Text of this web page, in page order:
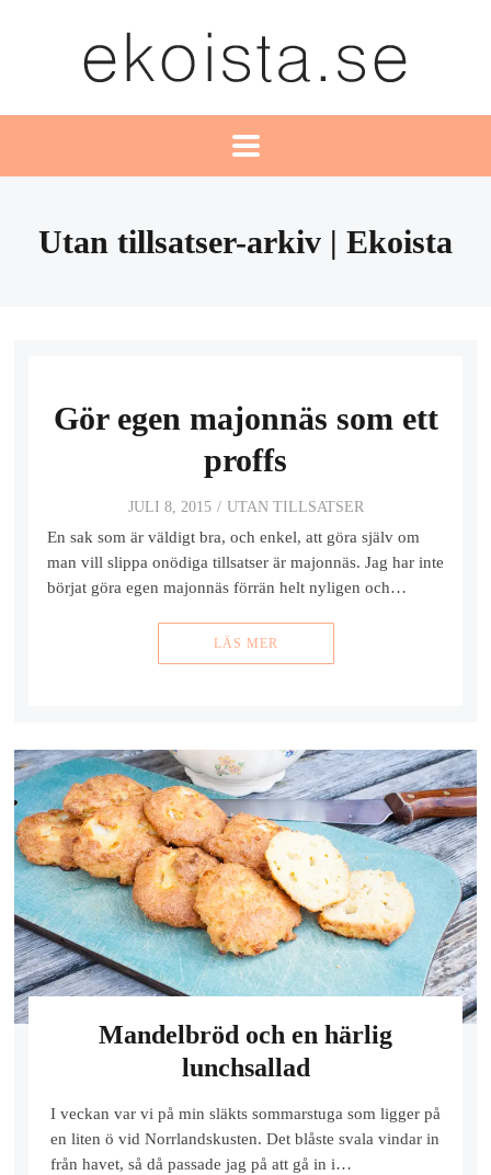
Utan tillsatser-arkiv | Ekoista
Gör egen majonnäs som ett
proffs
JULI 8, 2015 UTAN TILLSATSER
En sak som är väldigt bra, och enkel, att göra själv om
man vill slippa onödiga tillsatser är majonnäs. Jag har inte
börjat göra egen majonnäs förrän helt nyligen och…
LÄS MER
Mandelbröd och en härlig
lunchsallad
I veckan var vi på min släkts sommarstuga som ligger på
en liten ö vid Norrlandskusten. Det blåste svala vindar in
från havet, så då passade jag på att gå in i…